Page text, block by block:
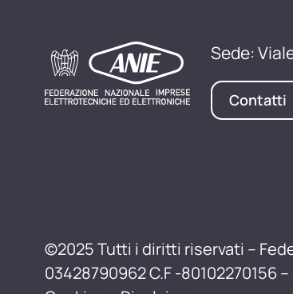
Sede:
Contatti
©2025 Tutti i diritti riservati –
03428790962 C.F -80102270156 –